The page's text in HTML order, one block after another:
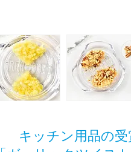
キッチン用品の